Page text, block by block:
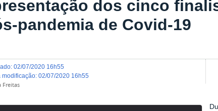
dos cinco
pandemia de Covid-19
:02/07/2020 16h55
modificação:02/07/2020 16h55
Freitas